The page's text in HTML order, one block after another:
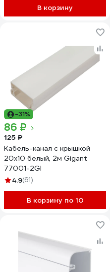
В корзину
-31%
86 ₽
125 ₽
Кабель-канал с крышкой
20x10 белый, 2м Gigant
77001-2GI
4.9(61)
В корзину по 10